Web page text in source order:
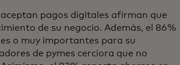
pagos digitales afirman que
de su negocio. Además, el 86%
o muy importantes para su
de pymes cerciora que no